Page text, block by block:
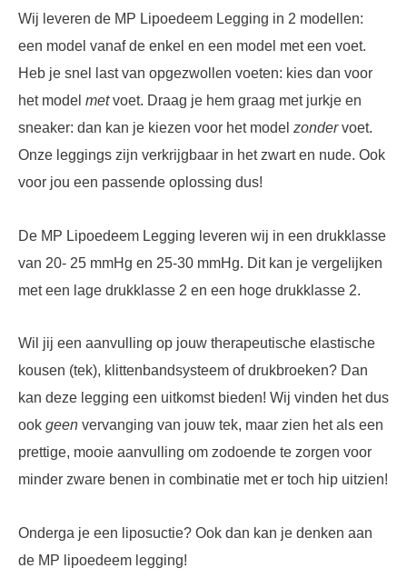
Wij leveren de MP Lipoedeem Legging in 2 modellen:
een model vanaf de enkel en een model met een voet.
Heb je snel last van opgezwollen voeten: kies dan voor
het model metvoet. Draag je hem graag met jurkje en
sneaker: dan kan je kiezen voor het model zondervoet.
Onze leggings zijn verkrijgbaar in het zwart en nude. Ook
voor jou een passende oplossing dus!
De MP Lipoedeem Legging leveren wij in een drukklasse
van 20- 25 mmHg en 25-30 mmHg. Dit kan je vergelijken
met een lage drukklasse 2 en een hoge drukklasse 2.
Wil jij een aanvulling op jouw therapeutische elastische
kousen (tek), klittenbandsysteem of drukbroeken? Dan
kan deze legging een uitkomst bieden! Wij vinden het dus
ook geen vervanging van jouw tek, maar zien het als een
prettige, mooie aanvulling om zodoende te zorgen voor
minder zware benen in combinatie met er toch hip uitzien!
Onderga je een liposuctie? Ook dan kan je denken aan
de MP lipoedeem legging!